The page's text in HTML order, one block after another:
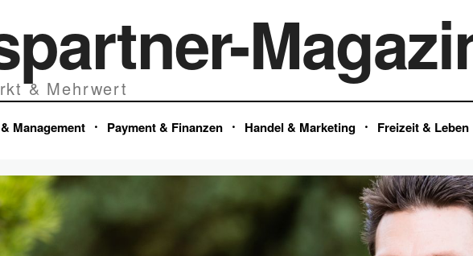
& Mehrwert
Management Payment & Finanzen Handel & Marketing Freizeit & Leben